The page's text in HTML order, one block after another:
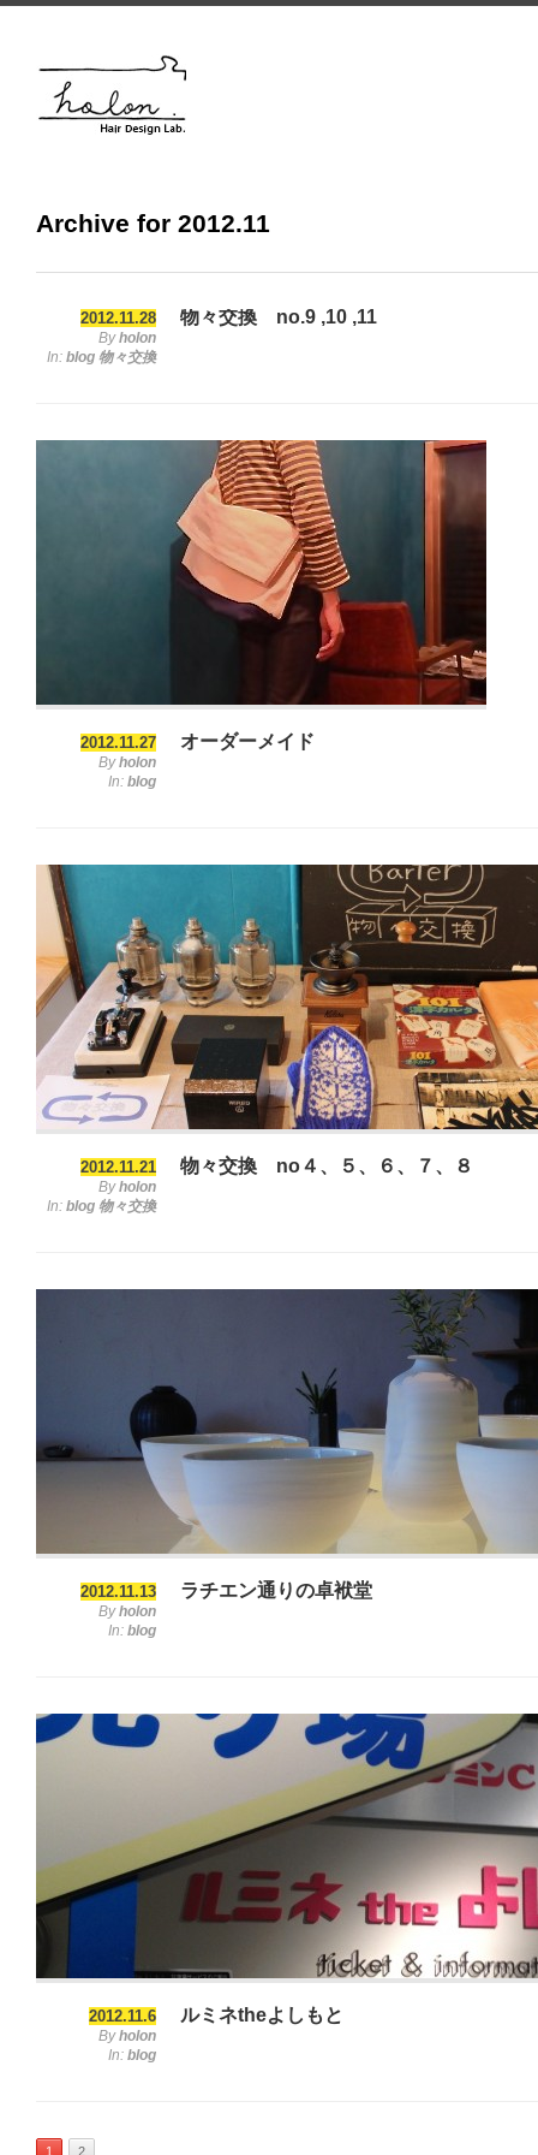
Archive for 2012.11
物々交換 no.9 ,10 ,11
2012.11.28
Byholon
In: blog 物々交換
オーダーメイド
2012.11.27
Byholon
In: blog
物々交換 no４、５、６、７、８
2012.11.21
Byholon
In: blog 物々交換
ラチエン通りの卓袱堂
2012.11.13
Byholon
In: blog
ルミネtheよしもと
2012.11.6
Byholon
In: blog
1 2